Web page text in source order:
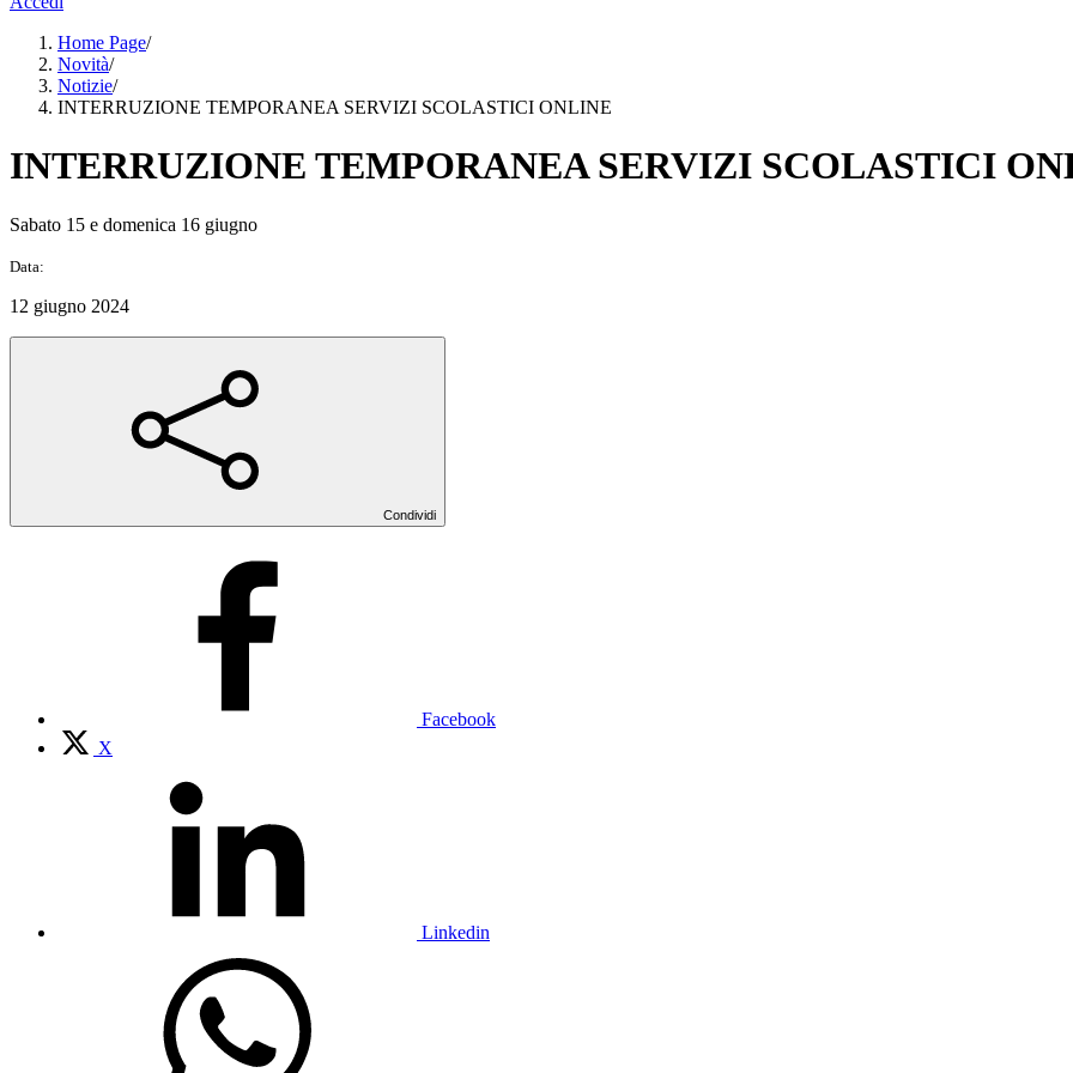
Home Page/
Novità/
Notizie/
INTERRUZIONE TEMPORANEA SERVIZI SCOLASTICI ONLINE
INTERRUZIONE TEMPORANEA SERVIZI SCOLASTICI
Sabato 15 e domenica 16 giugno
Data:
12 giugno 2024
Condividi
Facebook
X
Linkedin